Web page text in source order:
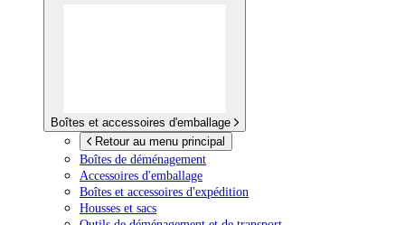
Boîtes et accessoires d'emballage
Retour au menu principal
Boîtes de déménagement
Accessoires d'emballage
Boîtes et accessoires d'expédition
Housses et sacs